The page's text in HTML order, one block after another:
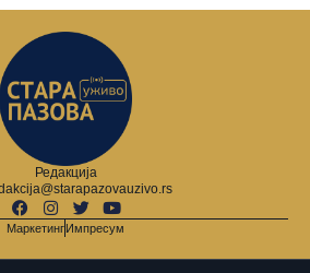
Редакција
МаркетингИмпресум